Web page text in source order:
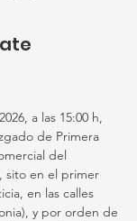
a las 15:00 h,
de Primera
del
sito en el primer
en las calles
y por orden de